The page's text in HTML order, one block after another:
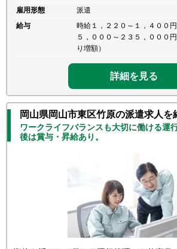
雇用形態
派遣
給与
時給１，２２０～１，４００
５，０００～２３５，０００
り増額）
詳細を見る
岡山県岡山市東区竹原の派遣求人を
ワークライフバランスも大切に働ける運
後は賞与・昇給あり。